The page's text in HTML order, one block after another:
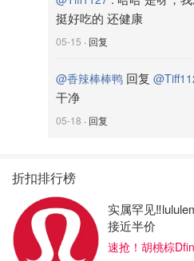
挺好吃的 还健康
05-15 · 回复
@香辣棒棒鸭 回复
干净
05-18 · 回复
折扣排行榜
实属罕见
接近半价
速抢！胡桃棕